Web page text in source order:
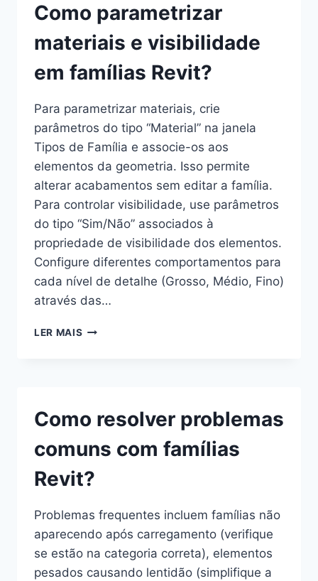
DIFERENTES
TIPOS
DE
Como parametrizar
materiais e visibilidade
em famílias Revit?
Para parametrizar materiais, crie
parâmetros do tipo “Material” na janela
Tipos de Família e associe-os aos
elementos da geometria. Isso permite
alterar acabamentos sem editar a família.
Para controlar visibilidade, use parâmetros
do tipo “Sim/Não” associados à
propriedade de visibilidade dos elementos.
Configure diferentes comportamentos para
cada nível de detalhe (Grosso, Médio, Fino)
através das…
LER MAIS COMO
FAMÍLIAS
Como resolver problemas
comuns com famílias
Revit?
Problemas frequentes incluem famílias não
aparecendo após carregamento (verifique
se estão na categoria correta), elementos
pesados causando lentidão (simplifique a